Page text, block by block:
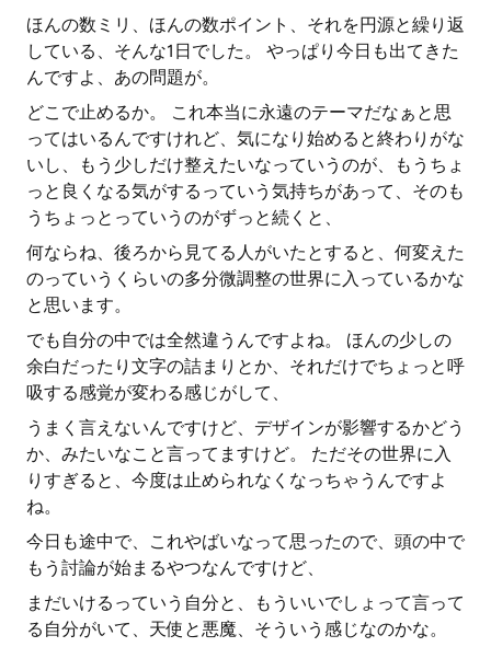
ほんの数ミリ、ほんの数ポイント、それを円源と繰り返
している、そんな1日でした。 やっぱり今日も出てきた
んですよ、あの問題が。
どこで止めるか。 これ本当に永遠のテーマだなぁと思
ってはいるんですけれど、気になり始めると終わりがな
いし、もう少しだけ整えたいなっていうのが、もうちょ
っと良くなる気がするっていう気持ちがあって、そのも
うちょっとっていうのがずっと続くと、
何ならね、後ろから見てる人がいたとすると、何変えた
のっていうくらいの多分微調整の世界に入っているかな
と思います。
でも自分の中では全然違うんですよね。 ほんの少しの
余白だったり文字の詰まりとか、それだけでちょっと呼
吸する感覚が変わる感じがして、
うまく言えないんですけど、デザインが影響するかどう
か、みたいなこと言ってますけど。 ただその世界に入
りすぎると、今度は止められなくなっちゃうんですよ
ね。
今日も途中で、これやばいなって思ったので、頭の中で
もう討論が始まるやつなんですけど、
まだいけるっていう自分と、もういいでしょって言って
る自分がいて、天使と悪魔、そういう感じなのかな。